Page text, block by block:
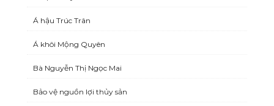
Á hậu Trúc Trân
Á khôi Mộng Quyên
Bà Nguyễn Thị Ngọc Mai
Bảo vệ nguồn lợi thủy sản